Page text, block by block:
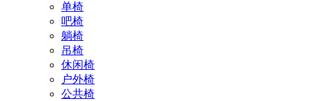
单椅
吧椅
躺椅
吊椅
休闲椅
户外椅
公共椅